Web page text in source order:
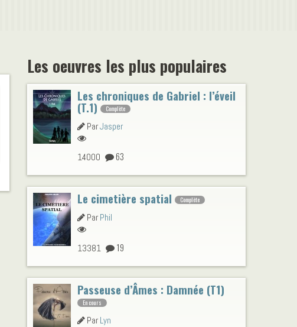
Les oeuvres les plus populaires
Les chroniques de Gabriel : l’éveil
(T.1) Complète
ParJasper
14000 63
Le cimetière spatial Complète
ParPhil
13381 19
Passeuse d’Âmes : Damnée (T1)
En cours
ParLyn